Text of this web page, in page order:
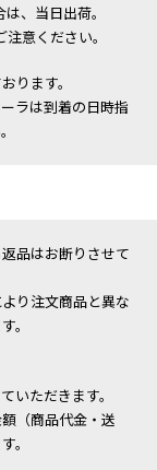
、当日出荷。
意ください。
ります。
ラは到着の日時指
品はお断りさせて
り注文商品と異な
。
いただきます。
（商品代金・送
。